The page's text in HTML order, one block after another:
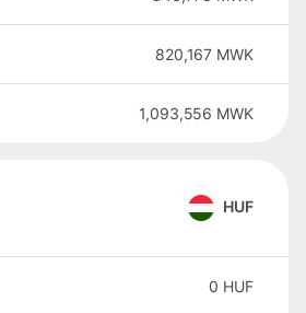
820,167 MWK
1,093,556 MWK
HUF
0 HUF